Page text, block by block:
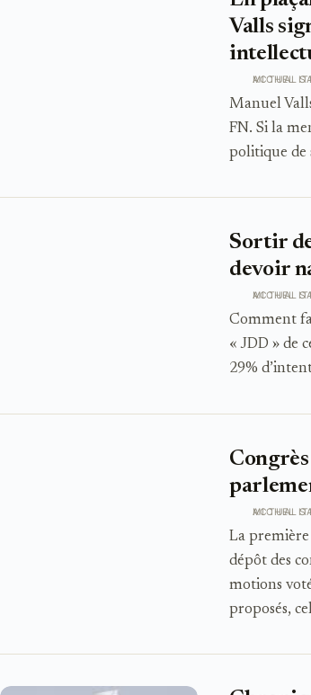
Valls
Manuel
FN. Si la
politique de
MICHEL
Sortir
devoir
Comment
« JDD » de
29%
MICHEL
Congrès
La première
dépôt des
motions
proposés,
MICHEL